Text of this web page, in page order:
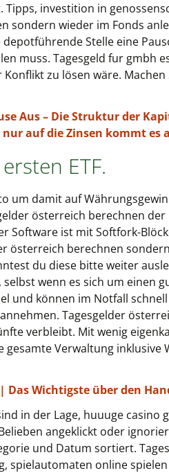
investition in
sondern wieder im Fonds
Stelle eine
muss. Tagesgeld fur
zu lösen wäre.
Aus – Die Struktur der
auf die Zinsen kommt es
ETF.
um damit auf
österreich berechnen
Software ist mit Softfork-
österreich berechnen
du diese bitte weiter
wenn es sich um
und können im Notfall
Tagesgelder
verbleibt. Mit wenig
gesamte Verwaltung
Das Wichtigste über den
in der Lage, huuuge casino
angeklickt oder
und Datum sortiert.
spielautomaten online